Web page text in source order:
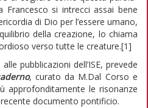
si intrecci assai bene
di Dio per l’essere umano,
della creazione, lo chiama
verso tutte le creature.[1]
pubblicazioni dell’ISE, prevede
, curato da M.Dal Corso e
approfonditamente le risonanze
documento pontificio.